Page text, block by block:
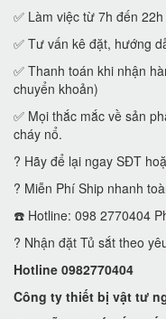
✅ Làm việc từ 7h đến
✅ Tư vấn kê đặt, hướng
✅ Thanh toán khi nhận
chuyển khoản)
✅ Mọi thắc mắc về sản
cháy nổ.
? Hãy để lại ngay SĐT
? Miễn Phí Ship nhanh
☎️ Hotline: 098 2770404
? Nhận đặt Tủ sắt theo
Hotline 0982770404
Công ty thiết bị vật tư